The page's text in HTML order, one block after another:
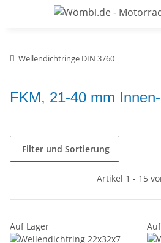
Wellendichtringe DIN 3760
FKM, 21-40 mm
Filter und Sortierung
Artikel 1 - 15
Auf Lager